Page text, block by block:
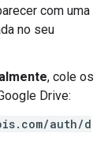
com uma
no seu
, cole os
Drive:
auth/d